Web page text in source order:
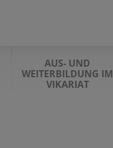
AUS- UND
WEITERBILDUNG IM
VIKARIAT